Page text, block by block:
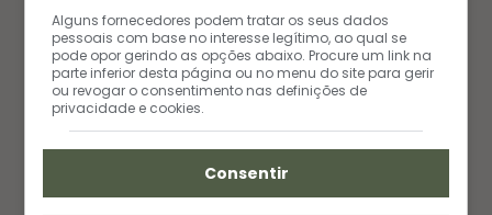
AUTORA
AMANDA FERNANDES
Amanda é a alma e as mãos por trás das receitas
do blog. Com um amor genuíno por todos os
sabores, ela encara qualquer prato de olhos
Alguns fornecedores podem tratar os seus dados
pessoais com base no interesse legítimo, ao qual se
pode opor gerindo as opções abaixo. Procure um link na
parte inferior desta página ou no menu do site para gerir
ou revogar o consentimento nas definições de
privacidade e cookies.
Consentir